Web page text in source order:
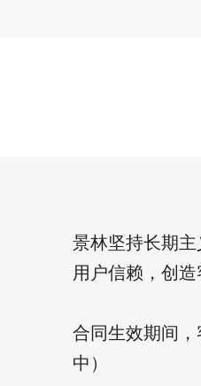
景林坚持长期
用户信赖，创造
合同生效期间
中）